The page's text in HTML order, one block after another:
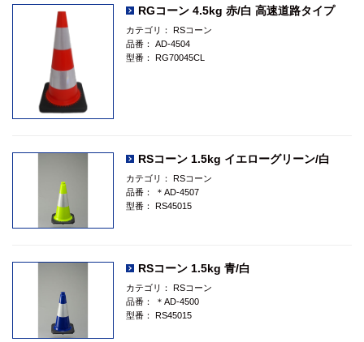
RGコーン 4.5kg 赤/白 高速道路タイプ
カテゴリ：
RSコーン
品番：
AD-4504
型番：
RG70045CL
RSコーン 1.5kg イエローグリーン/白
カテゴリ：
RSコーン
品番：
＊AD-4507
型番：
RS45015
RSコーン 1.5kg 青/白
カテゴリ：
RSコーン
品番：
＊AD-4500
型番：
RS45015